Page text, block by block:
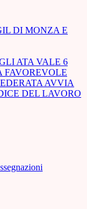
DI MONZA E
ATA VALE 6
FAVOREVOLE
AVVIA
DEL LAVORO